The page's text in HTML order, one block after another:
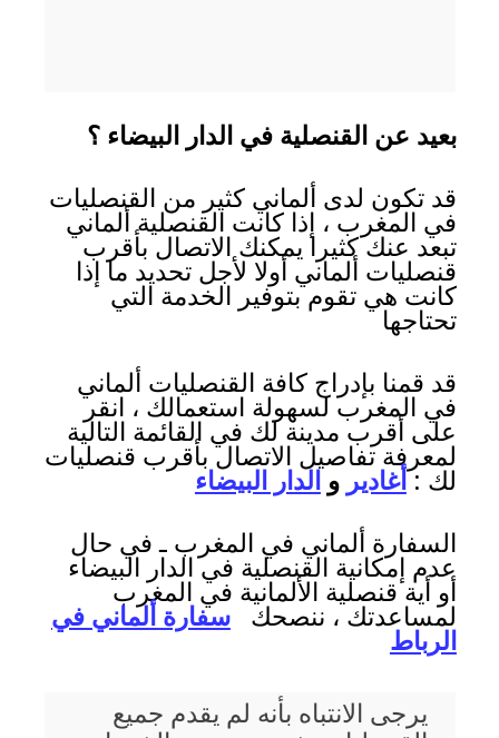
بعيد عن القنصلية في الدار البيضاء ؟
قد تكون لدى ألماني كثير من القنصليات
في المغرب ، إذا كانت القنصلية ألماني
تبعد عنك كثيرا يمكنك الاتصال بأقرب
قنصليات ألماني أولا لأجل تحديد ما إذا
كانت هي تقوم بتوفير الخدمة التي
تحتاجها
قد قمنا بإدراج كافة القنصليات ألماني
في المغرب لسهولة استعمالك ، انقر
على أقرب مدينة لك في القائمة التالية
لمعرفة تفاصيل الاتصال بأقرب قنصليات
لك :أغادير و الدار البيضاء
السفارة ألماني في المغرب ـ في حال
عدم إمكانية القنصلية في الدار البيضاء
أو أية قنصلية الألمانية في المغرب
لمساعدتك ، ننصحكسفارة ألماني في
الرباط
يرجى الانتباه بأنه لم يقدم جميع